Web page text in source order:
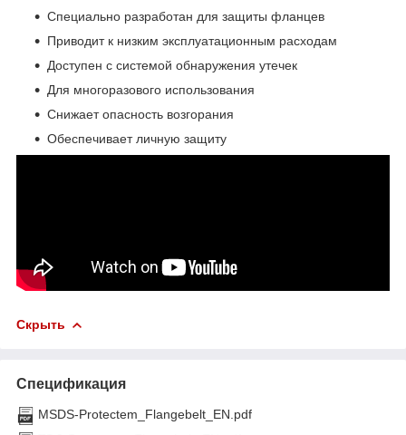
Специально разработан для защиты фланцев
Приводит к низким эксплуатационным расходам
Доступен с системой обнаружения утечек
Для многоразового использования
Снижает опасность возгорания
Обеспечивает личную защиту
Скрыть
Спецификация
MSDS-Protectem_Flangebelt_EN.pdf